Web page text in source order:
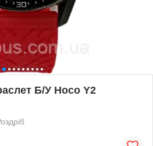
Б/У Hoco Y2